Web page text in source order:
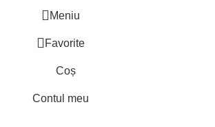
Meniu
Favorite
Coș
Contul meu